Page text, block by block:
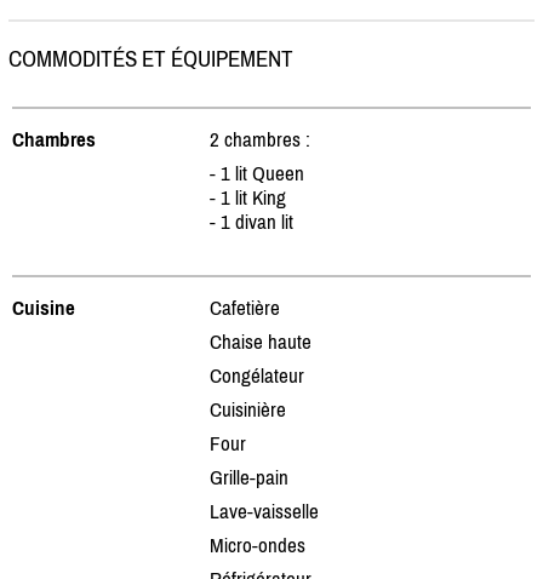
COMMODITÉS ET ÉQUIPEMENT
Chambres
2 chambres :
- 1 lit Queen
- 1 lit King
- 1 divan lit
Cuisine
Cafetière
Chaise haute
Congélateur
Cuisinière
Four
Grille-pain
Lave-vaisselle
Micro-ondes